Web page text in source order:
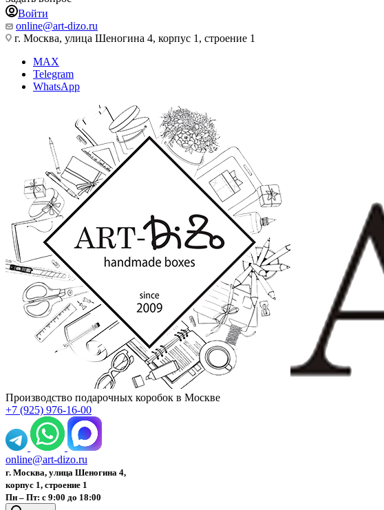
Войти
online@art-dizo.ru
г. Москва, улица Шеногина 4, корпус 1, строение 1
MAX
Telegram
WhatsApp
Производство подарочных коробок в Москве
+7 (925) 976-16-00
online@art-dizo.ru
г. Москва, улица Шеногина 4,
корпус 1, строение 1
Пн – Пт: с 9:00 до 18:00